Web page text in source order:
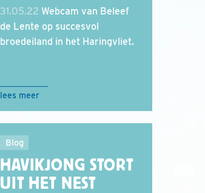
31.05.22 Webcam van Beleef
de Lente op succesvol
broedeiland in het Haringvliet.
lees meer
Blog
HAVIKJONG STORT
UIT HET NEST